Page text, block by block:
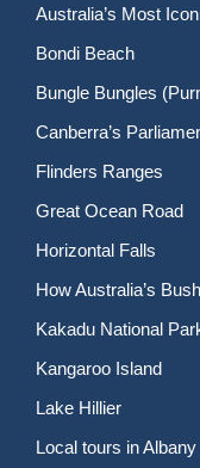
Australia’s Most
Bondi Beach
Bungle Bungles
Canberra’s
Flinders Ranges
Great Ocean Road
Horizontal Falls
How Australia’s
Kakadu National
Kangaroo Island
Lake Hillier
Local tours in Albany